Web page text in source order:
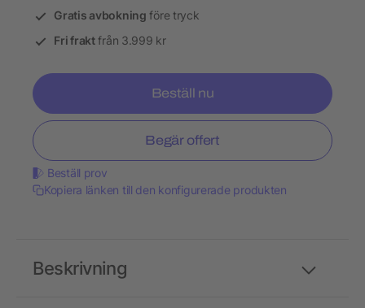
Gratis avbokning före tryck
Fri fraktfrån 3.999 kr
Beställ nu
Begär offert
Beställ prov
Kopiera länken till den konfigurerade produkten
Beskrivning